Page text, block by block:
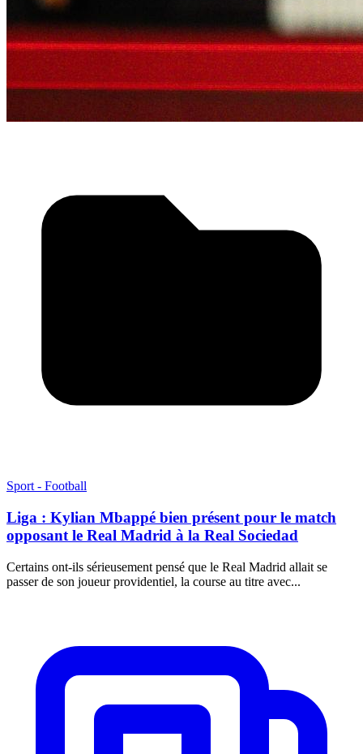
Sport - Football
Liga : Kylian Mbappé bien présent pour le match
opposant le Real Madrid à la Real Sociedad
Certains ont-ils sérieusement pensé que le Real Madrid allait se
passer de son joueur providentiel, la course au titre avec...